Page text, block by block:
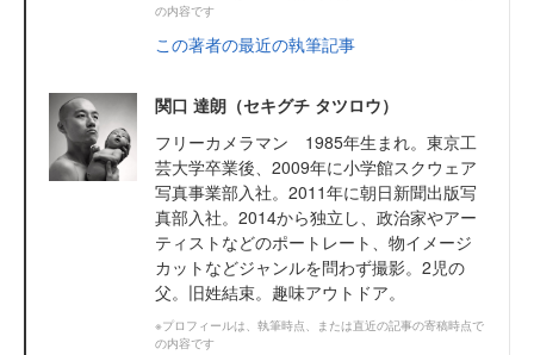
の内容です
この著者の最近の執筆記事
関口 達朗（セキグチ タツロウ）
フリーカメラマン 1985年生まれ。東京工
芸大学卒業後、2009年に小学館スクウェア
写真事業部入社。2011年に朝日新聞出版写
真部入社。2014から独立し、政治家やアー
ティストなどのポートレート、物イメージ
カットなどジャンルを問わず撮影。2児の
父。旧姓結束。趣味アウトドア。
※プロフィールは、執筆時点、または直近の記事の寄稿時点で
の内容です